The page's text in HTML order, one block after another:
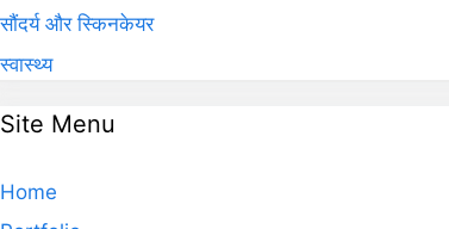
सौंदर्य और स्किनकेयर
स्वास्थ्य
Site Menu
Home